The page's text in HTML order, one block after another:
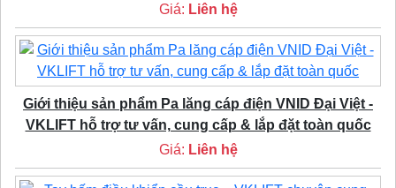
Giá: Liên hệ
Giới thiệu sản phẩm Pa lăng cáp điện VNID Đại Việt -
VKLIFT hỗ trợ tư vấn, cung cấp & lắp đặt toàn quốc
Giá: Liên hệ